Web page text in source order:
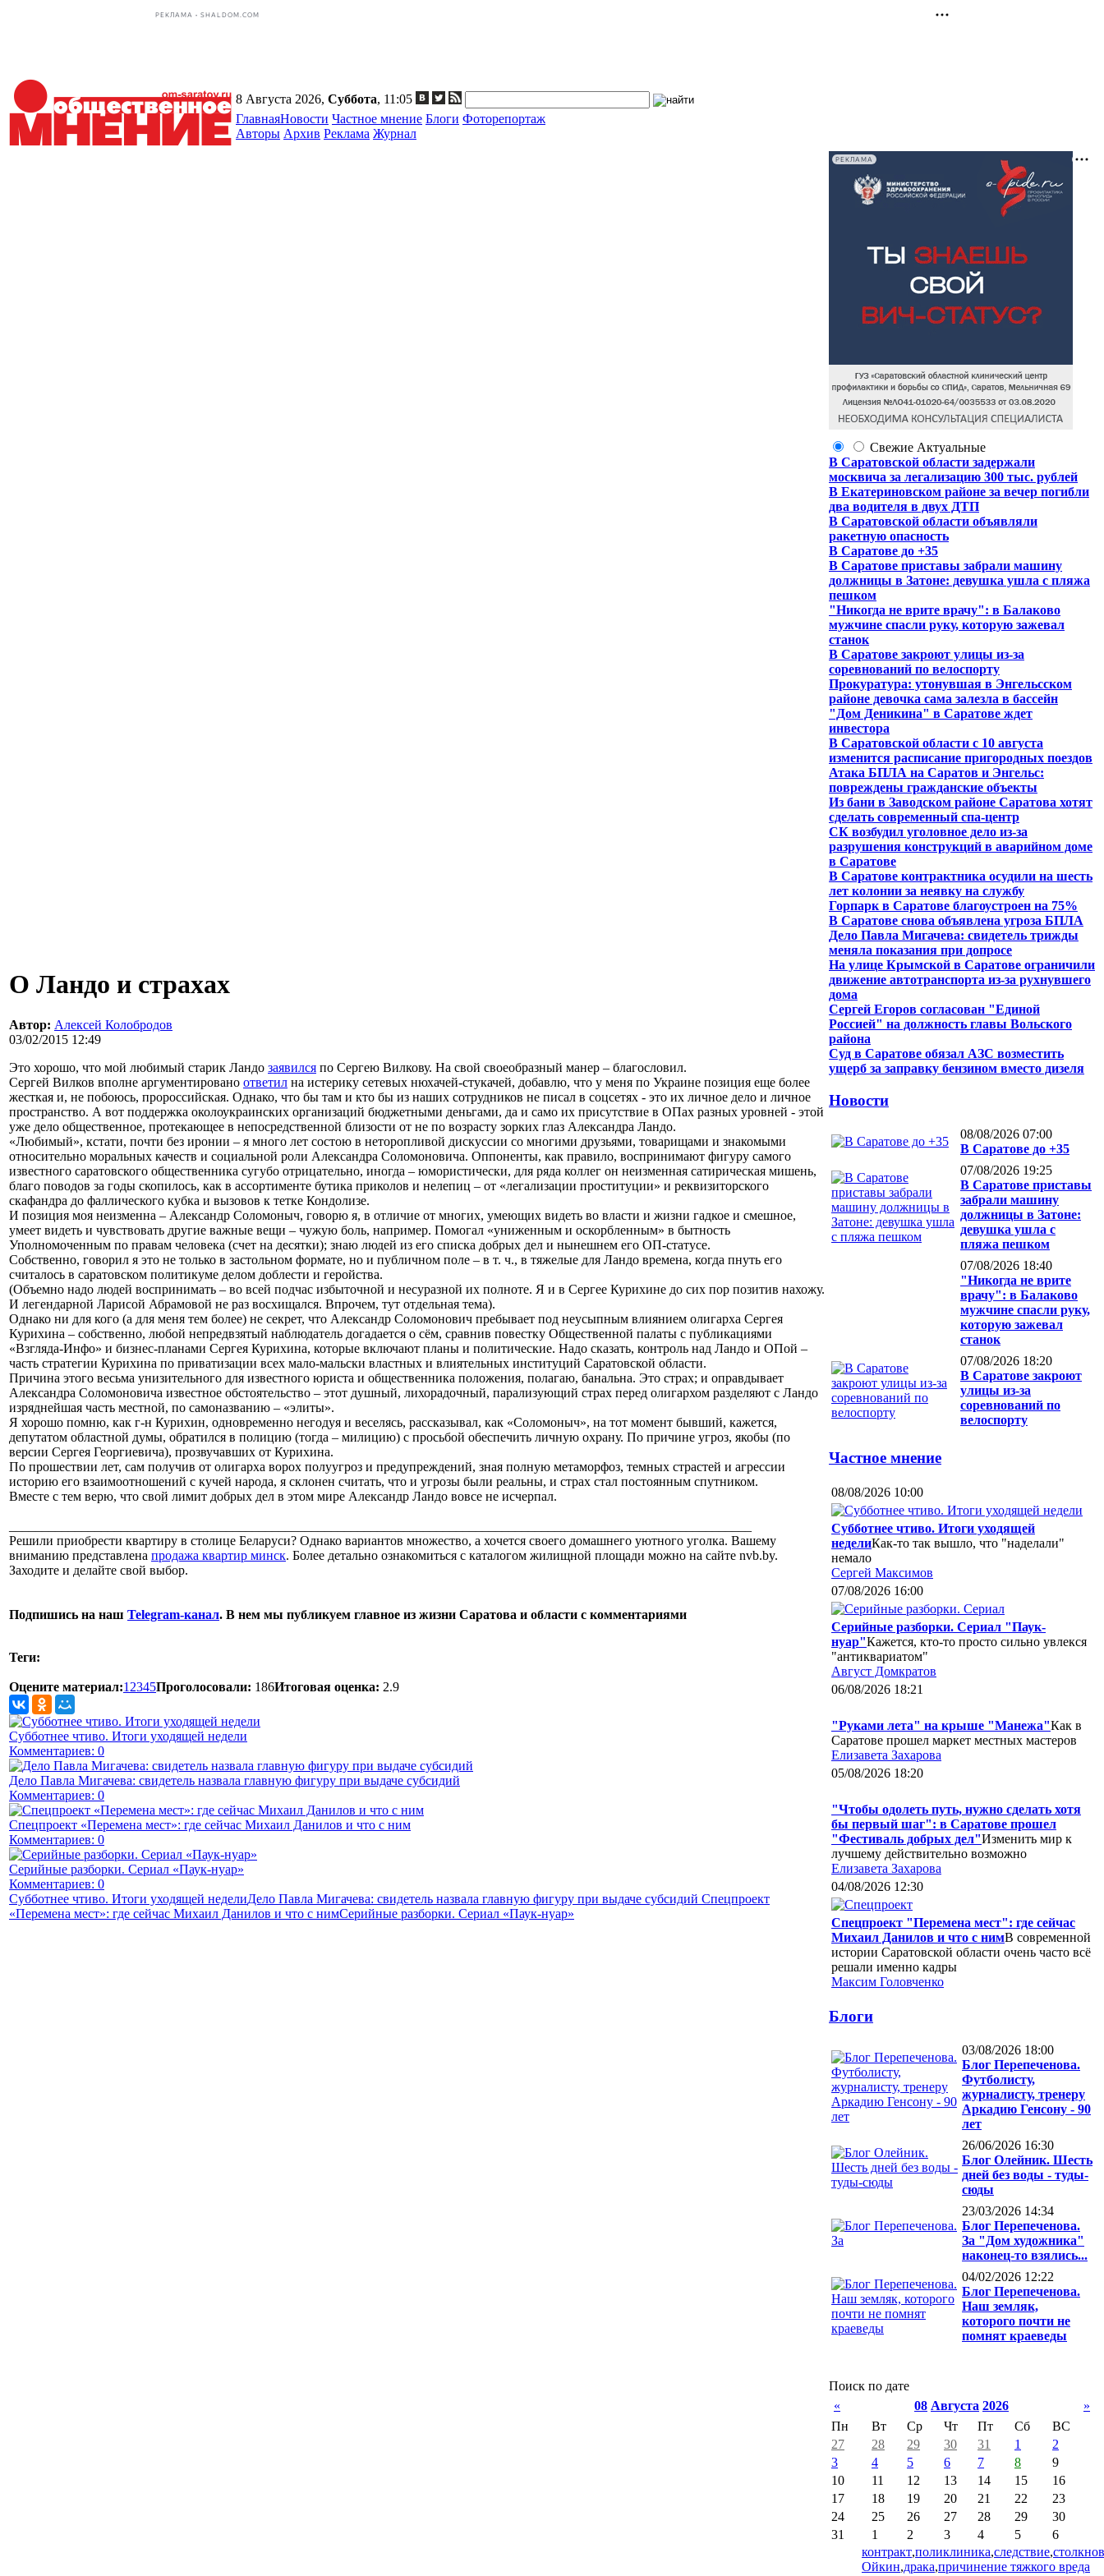
РЕКЛАМА • SHALDOM.COM
8 Августа 2026, Суббота, 11:05
ГлавнаяНовости Частное мнение Блоги Фоторепортаж
Авторы Архив Реклама Журнал
О Ландо и страхах
Автор: Алексей Колобродов
03/02/2015 12:49
Это хорошо, что мой любимый старик Ландо заявился по Сергею Вилкову. На свой своеобразный манер – благословил.
Сергей Вилков вполне аргументировано ответил на истерику сетевых нюхачей-стукачей, добавлю, что у меня по Украине позиция еще более
жесткая и, не побоюсь, пророссийская. Однако, что бы там и кто бы из наших сотрудников не писал в соцсетях - это их личное дело и личное
пространство. А вот поддержка околоукраинских организаций бюджетными деньгами, да и само их присутствие в ОПах разных уровней - этой
уже дело общественное, протекающее в непосредственной близости от не по возрасту зорких глаз Александра Ландо.
«Любимый», кстати, почти без иронии – я много лет состою в неторопливой дискуссии со многими друзьями, товарищами и знакомыми
относительно моральных качеств и социальной роли Александра Соломоновича. Оппоненты, как правило, воспринимают фигуру самого
известного саратовского общественника сугубо отрицательно, иногда – юмористически, для ряда коллег он неизменная сатирическая мишень,
благо поводов за годы скопилось, как в ассортименте бутика приколов и нелепиц – от «легализации проституции» и реквизиторского
скафандра до фаллического кубка и вызовов к тетке Кондолизе.
И позиция моя неизменна – Александр Соломоныч, говорю я, в отличие от многих, умеющих видеть во власти и жизни гадкое и смешное,
умеет видеть и чувствовать другие важные вещи – чужую боль, например. Помогал «униженным и оскорбленным» в бытность
Уполномоченным по правам человека (счет на десятки); знаю людей из его списка добрых дел и нынешнем его ОП-статусе.
Собственно, говорил я это не только в застольном формате, но и публичном поле – в т. ч., в тяжелые для Ландо времена, когда пнуть его
считалось в саратовском политикуме делом доблести и геройства.
(Объемно надо людей воспринимать – во всей подчас избыточной и несуразной их полноте. Я и в Сергее Курихине до сих пор позитив нахожу.
И легендарной Ларисой Абрамовой не раз восхищался. Впрочем, тут отдельная тема).
Однако ни для кого (а для меня тем более) не секрет, что Александр Соломонович пребывает под неусыпным влиянием олигарха Сергея
Курихина – собственно, любой непредвзятый наблюдатель догадается о сём, сравнив повестку Общественной палаты с публикациями
«Взгляда-Инфо» и бизнес-планами Сергея Курихина, которые включают планы и политические. Надо сказать, контроль над Ландо и ОПой –
часть стратегии Курихина по приватизации всех мало-мальски властных и влиятельных институций Саратовской области.
Причина этого весьма унизительного для известного юриста и общественника положения, полагаю, банальна. Это страх; и оправдывает
Александра Соломоновича известное обстоятельство – этот душный, лихорадочный, парализующий страх перед олигархом разделяют с Ландо
изряднейшая часть местной, по самоназванию – «элиты».
Я хорошо помню, как г-н Курихин, одновременно негодуя и веселясь, рассказывал, как «Соломоныч», на тот момент бывший, кажется,
депутатом областной думы, обратился в полицию (тогда – милицию) с просьбой обеспечить личную охрану. По причине угроз, якобы (по
версии Сергея Георгиевича), прозвучавших от Курихина.
По прошествии лет, сам получив от олигарха ворох полуугроз и предупреждений, зная полную метаморфоз, темных страстей и агрессии
историю его взаимоотношений с кучей народа, я склонен считать, что и угрозы были реальны, и страх стал постоянным спутником.
Вместе с тем верю, что свой лимит добрых дел в этом мире Александр Ландо вовсе не исчерпал.
Решили приобрести квартиру в столице Беларуси? Однако вариантов множество, а хочется своего домашнего уютного уголка. Вашему
вниманию представлена продажа квартир минск. Более детально ознакомиться с каталогом жилищной площади можно на сайте nvb.by.
Заходите и делайте свой выбор.
Подпишись на наш Telegram-канал. В нем мы публикуем главное из жизни Саратова и области с комментариями
Теги:
Оцените материал:1 2345Проголосовали: 186Итоговая оценка: 2.9
Субботнее чтиво. Итоги уходящей недели
Комментариев: 0
Дело Павла Мигачева: свидетель назвала главную фигуру при выдаче субсидий
Комментариев: 0
Спецпроект «Перемена мест»: где сейчас Михаил Данилов и что с ним
Комментариев: 0
Серийные разборки. Сериал «Паук-нуар»
Комментариев: 0
Субботнее чтиво. Итоги уходящей неделиДело Павла Мигачева: свидетель назвала главную фигуру при выдаче субсидий Спецпроект
«Перемена мест»: где сейчас Михаил Данилов и что с нимСерийные разборки. Сериал «Паук-нуар»
РЕКЛАМА
Свежие Актуальные
В Саратовской области задержали
москвича за легализацию 300 тыс. рублей
В Екатериновском районе за вечер погибли
два водителя в двух ДТП
В Саратовской области объявляли
ракетную опасность
В Саратове до +35
В Саратове приставы забрали машину
должницы в Затоне: девушка ушла с пляжа
пешком
"Никогда не врите врачу": в Балаково
мужчине спасли руку, которую зажевал
станок
В Саратове закроют улицы из-за
соревнований по велоспорту
Прокуратура: утонувшая в Энгельсском
районе девочка сама залезла в бассейн
"Дом Деникина" в Саратове ждет
инвестора
В Саратовской области с 10 августа
изменится расписание пригородных поездов
Атака БПЛА на Саратов и Энгельс:
повреждены гражданские объекты
Из бани в Заводском районе Саратова хотят
сделать современный спа-центр
СК возбудил уголовное дело из-за
разрушения конструкций в аварийном доме
в Саратове
В Саратове контрактника осудили на шесть
лет колонии за неявку на службу
Горпарк в Саратове благоустроен на 75%
В Саратове снова объявлена угроза БПЛА
Дело Павла Мигачева: свидетель трижды
меняла показания при допросе
На улице Крымской в Саратове ограничили
движение автотранспорта из-за рухнувшего
дома
Сергей Егоров согласован "Единой
Россией" на должность главы Вольского
района
Суд в Саратове обязал АЗС возместить
ущерб за заправку бензином вместо дизеля
Новости
08/08/2026 07:00
В Саратове до +35
07/08/2026 19:25
В Саратове приставы
забрали машину
должницы в Затоне:
девушка ушла с
пляжа пешком
07/08/2026 18:40
"Никогда не врите
врачу": в Балаково
мужчине спасли руку,
которую зажевал
станок
07/08/2026 18:20
В Саратове закроют
улицы из-за
соревнований по
велоспорту
Частное мнение
08/08/2026 10:00
Субботнее чтиво. Итоги уходящей
неделиКак-то так вышло, что "наделали"
немало
Сергей Максимов
07/08/2026 16:00
Серийные разборки. Сериал "Паук-
нуар"Кажется, кто-то просто сильно увлекся
"антиквариатом"
Август Домкратов
06/08/2026 18:21
"Руками лета" на крыше "Манежа"Как в
Саратове прошел маркет местных мастеров
Елизавета Захарова
05/08/2026 18:20
"Чтобы одолеть путь, нужно сделать хотя
бы первый шаг": в Саратове прошел
"Фестиваль добрых дел"Изменить мир к
лучшему действительно возможно
Елизавета Захарова
04/08/2026 12:30
Спецпроект "Перемена мест": где сейчас
Михаил Данилов и что с нимВ современной
истории Саратовской области очень часто всё
решали именно кадры
Максим Головченко
Блоги
03/08/2026 18:00
Блог Перепеченова.
Футболисту,
журналисту, тренеру
Аркадию Генсону - 90
лет
26/06/2026 16:30
Блог Олейник. Шесть
дней без воды - туды-
сюды
23/03/2026 14:34
Блог Перепеченова.
За "Дом художника"
наконец-то взялись...
04/02/2026 12:22
Блог Перепеченова.
Наш земляк,
которого почти не
помнят краеведы
Поиск по дате
«
08 Августа 2026
»
Пн
Вт Ср Чт Пт Сб
ВС
27
28 29 30 31 1
2
3
4 5 6 7 8
9
10
11 12 13 14 15
16
17
18 19 20 21 22
23
24
25 26 27 28 29
30
31
1 2 3 4 5
6
контракт,поликлиника,следствие,
Ойкин,драка,причинение тяжкого вреда